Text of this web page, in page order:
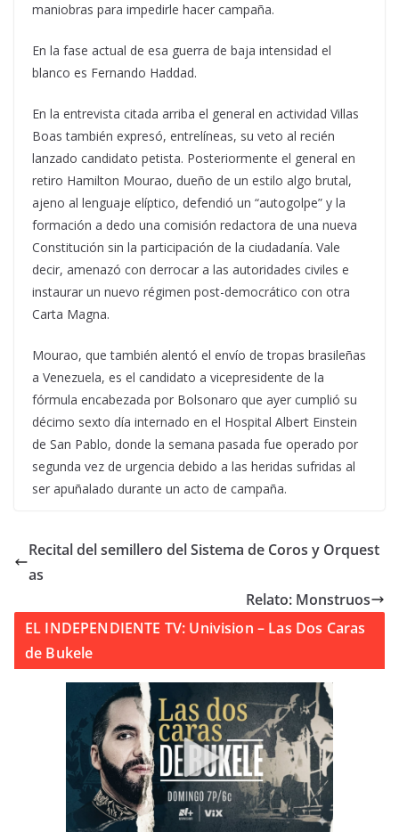
maniobras para impedirle hacer campaña.
En la fase actual de esa guerra de baja intensidad el
blanco es Fernando Haddad.
En la entrevista citada arriba el general en actividad Villas
Boas también expresó, entrelíneas, su veto al recién
lanzado candidato petista. Posteriormente el general en
retiro Hamilton Mourao, dueño de un estilo algo brutal,
ajeno al lenguaje elíptico, defendió un “autogolpe” y la
formación a dedo una comisión redactora de una nueva
Constitución sin la participación de la ciudadanía. Vale
decir, amenazó con derrocar a las autoridades civiles e
instaurar un nuevo régimen post-democrático con otra
Carta Magna.
Mourao, que también alentó el envío de tropas brasileñas
a Venezuela, es el candidato a vicepresidente de la
fórmula encabezada por Bolsonaro que ayer cumplió su
décimo sexto día internado en el Hospital Albert Einstein
de San Pablo, donde la semana pasada fue operado por
segunda vez de urgencia debido a las heridas sufridas al
ser apuñalado durante un acto de campaña.
Recital del semillero del Sistema de Coros y Orquest
as
Relato: Monstruos
EL INDEPENDIENTE TV: Univision – Las Dos Caras
de Bukele